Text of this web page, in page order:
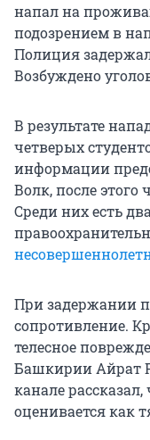
напал на
подозрением в
Полиция
Возбуждено
В результате
четверых
информации
Волк, после
Среди них есть
При задержании
сопротивление.
телесное
Башкирии Айрат
канале
оценивается как